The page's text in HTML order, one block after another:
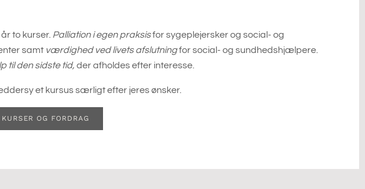
to kurser. Palliation i egen praksisfor sygeplejersker og social- og
samt værdighed ved livets afslutningfor social- og sundhedshjælpere.
til den sidste tid, der afholdes efter interesse.
et kursus særligt efter jeres ønsker.
OG FORDRAG